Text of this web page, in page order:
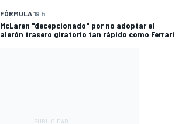
FÓRMULA 19 h
McLaren "decepcionado" por no adoptar el
alerón trasero giratorio tan rápido como Ferrari